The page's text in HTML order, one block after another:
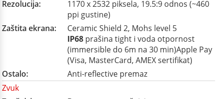
Rezolucija:
1170 x 2532 piksela, 19.5:9 odnos (~460
ppi gustine)
Zaštita ekrana:
Ceramic Shield 2, Mohs level 5
IP68 prašina tight i voda otpornost
(immersible do 6m na 30 min)Apple Pay
(Visa, MasterCard, AMEX sertifikat)
Ostalo:
Anti-reflective premaz
Zvuk